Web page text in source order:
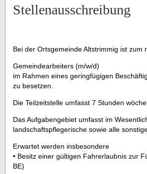
Stellenausschreibung
Bei der Ortsgemeinde Altstrimmig ist
Gemeindearbeiters (m/w/d)
im Rahmen eines geringfügigen
zu besetzen.
Die Teilzeitstelle umfasst 7 Stunden
Das Aufgabengebiet umfasst im
landschaftspflegerische sowie alle
Erwartet werden insbesondere
• Besitz einer gültigen Fahrerlaubnis zur
BE)